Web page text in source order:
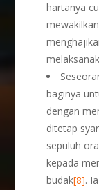
hartanya
baginya
dengan
ditetap
sepuluh
kepada
budak[8].